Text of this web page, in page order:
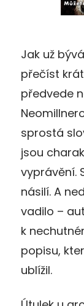
Jak už
přečíst
předvede
sprostá
jsou
vyprávění.
násilí. A
vadilo –
k
popisu,
ublížil.